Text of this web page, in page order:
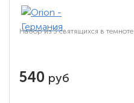
Набор из 3 святящихся в
540 руб